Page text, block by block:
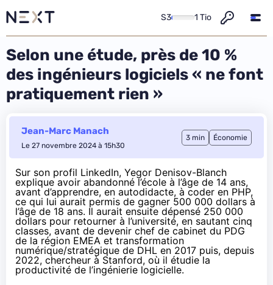
S3 1 Tio
Selon une étude, près de 10 %
des ingénieurs logiciels « ne font
pratiquement rien »
Jean-Marc Manach
Le 27 novembre 2024 à 15h30
3 min Économie
Sur son profil LinkedIn, Yegor Denisov-Blanch
explique avoir abandonné l’école à l’âge de 14 ans,
avant d’apprendre, en autodidacte, à coder en PHP,
ce qui lui aurait permis de gagner 500 000 dollars à
l’âge de 18 ans. Il aurait ensuite dépensé 250 000
dollars pour retourner à l’université, en sautant cinq
classes, avant de devenir chef de cabinet du PDG
de la région EMEA et transformation
numérique/stratégique de DHL en 2017 puis, depuis
2022, chercheur à Stanford, où il étudie la
productivité de l’ingénierie logicielle.